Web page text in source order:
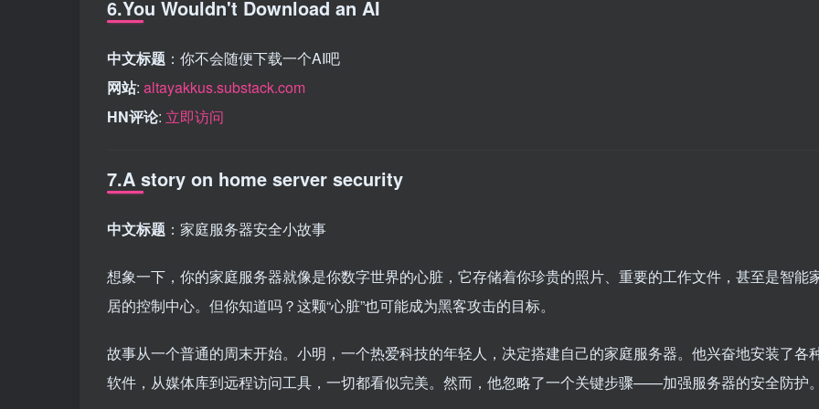
6.You Wouldn't Download an AI
中文标题 ：你不会随便下载一个AI吧
网站: altayakkus.substack.com
HN评论: 立即访问
7.A story on home server security
中文标题 ：家庭服务器安全小故事
想象一下，你的家庭服务器就像是你数字世界的心脏，它存储着你珍贵的照片、重要的工作文件，甚至是智能
居的控制中心。但你知道吗？这颗“心脏”也可能成为黑客攻击的目标。
故事从一个普通的周末开始。小明，一个热爱科技的年轻人，决定搭建自己的家庭服务器。他兴奋地安装了各
软件，从媒体库到远程访问工具，一切都看似完美。然而，他忽略了一个关键步骤——加强服务器的安全防护。